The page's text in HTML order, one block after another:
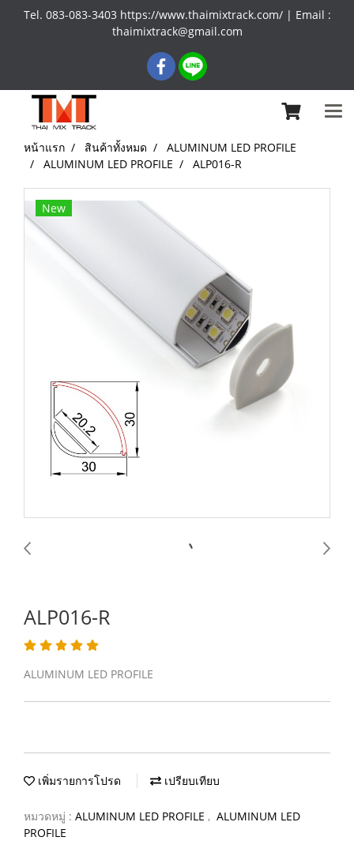
Tel. 083-083-3403 https://www.thaimixtrack.com/ | Email :
thaimixtrack@gmail.com
หน้าแรก สินค้าทั้งหมด
ALUMINUM LED PROFILE
ALUMINUM LED PROFILE
ALP016-R
New
ALP016-R
ALUMINUM LED PROFILE
เพิ่มรายการโปรด เปรียบเทียบ
หมวดหมู่ : ALUMINUM LED PROFILE , ALUMINUM LED
PROFILE